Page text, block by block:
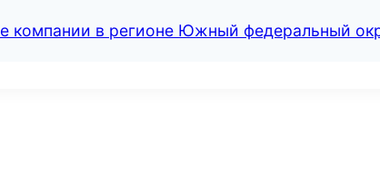
компании в регионе Южный федеральный